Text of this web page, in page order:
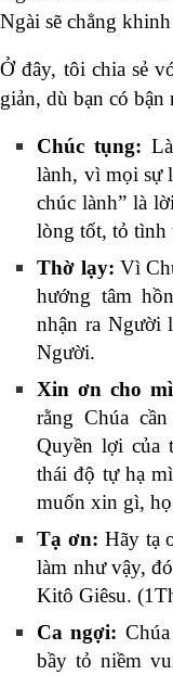
Ngài sẽ chẳng
Ở đây, tôi chia sẻ
giản, dù bạn có
Chúc tụng:
lành, vì mọi sự
chúc lành” là
lòng tốt, tỏ tình
Thờ lạy: Vì
hướng tâm
nhận ra Người
Người.
Xin ơn cho
rằng Chúa
Quyền lợi của
thái độ tự hạ
muốn xin gì,
Tạ ơn: Hãy tạ
làm như vậy,
Kitô Giêsu.
Ca ngợi:
bầy tỏ niềm